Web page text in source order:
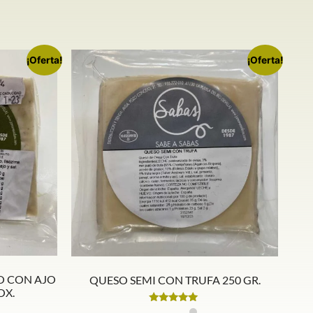
¡Oferta!
CON AJO
¡Oferta!
QUESO SEMI CON TRUFA 250 GR.
Valorado